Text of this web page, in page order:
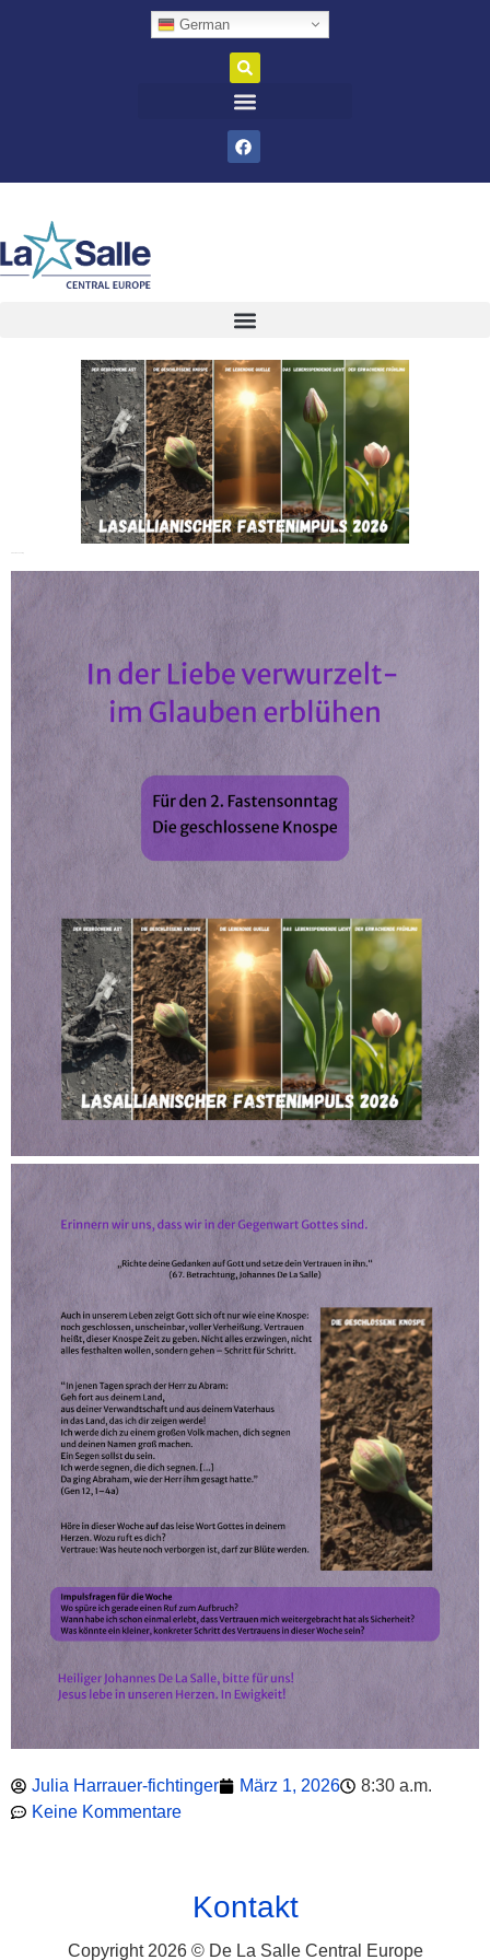
German
Julia Harrauer-fichtinger März 1, 2026
8:30 a.m.
Keine Kommentare
Kontakt
Copyright 2026 © De La Salle Central Europe